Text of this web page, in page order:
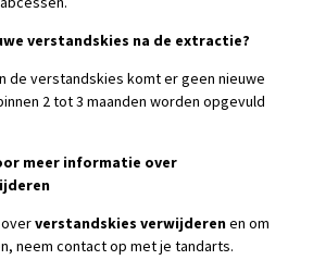
verstandskies na de extractie?
de verstandskies komt er geen nieuwe
2 tot 3 maanden worden opgevuld
meer informatie over
verstandskies verwijderenen om
neem contact op met je tandarts.